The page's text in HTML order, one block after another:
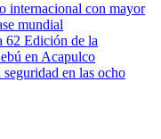
internacional con mayor
mundial
62 Edición de la
en Acapulco
en las ocho